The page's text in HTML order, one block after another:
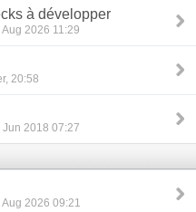
à développer
2026 11:29
20:58
Jun 2018 07:27
2026 09:21